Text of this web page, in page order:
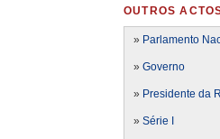
OUTROS
» Parlamento
» Governo
» Presidente da
» Série I